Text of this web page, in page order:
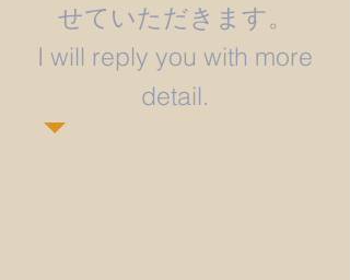
せていただきます。
​I will reply you with more
detail.